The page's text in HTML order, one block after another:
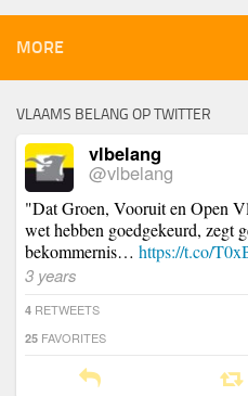
MORE
VLAAMS BELANG OP TWITTER
vlbelang
@vlbelang
"Dat Groen, Vooruit en Open
wet hebben goedgekeurd, zegt
bekommernis… https://t.co/
3 years
4 RETWEETS
25 FAVORITES